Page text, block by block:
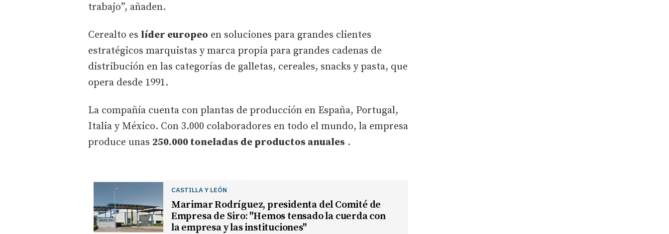
trabajo”, añaden.
Cerealto es líder europeo en soluciones para grandes clientes
estratégicos marquistas y marca propia para grandes cadenas de
distribución en las categorías de galletas, cereales, snacks y pasta, que
opera desde 1991.
La compañía cuenta con plantas de producción en España, Portugal,
Italia y México. Con 3.000 colaboradores en todo el mundo, la empresa
produce unas 250.000 toneladas de productos anuales .
CASTILLA Y LEÓN
Marimar Rodríguez, presidenta del Comité de
Empresa de Siro: "Hemos tensado la cuerda con
la empresa y las instituciones"